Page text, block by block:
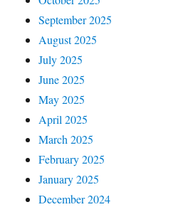
September 2025
August 2025
July 2025
June 2025
May 2025
April 2025
March 2025
February 2025
January 2025
December 2024